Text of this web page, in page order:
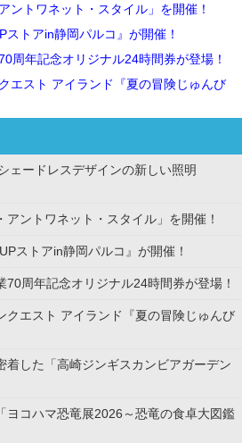
ントワネット・スタイル」を開催！
ストアin静岡パルコ』が開催！
周年記念オリジナル24時間券が登場！
エスト アイランド『夏の冒険じゅんび
ェードレスデザインの新しい照明
ントワネット・スタイル」を開催！
ストアin静岡パルコ』が開催！
70周年記念オリジナル24時間券が登場！
クエスト アイランド『夏の冒険じゅんび
着した「高崎ジンギスカンビアガーデン
ヨコハマ恐竜展2026～恐竜の食卓大図鑑